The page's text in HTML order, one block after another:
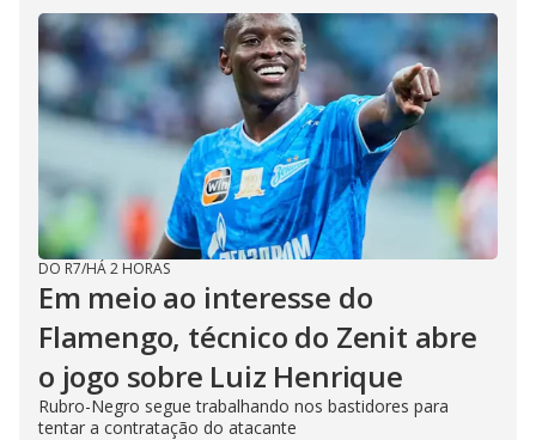
DO R7/HÁ 2 HORAS
Em meio ao interesse do
Flamengo, técnico do Zenit abre
o jogo sobre Luiz Henrique
Rubro-Negro segue trabalhando nos bastidores para
tentar a contratação do atacante